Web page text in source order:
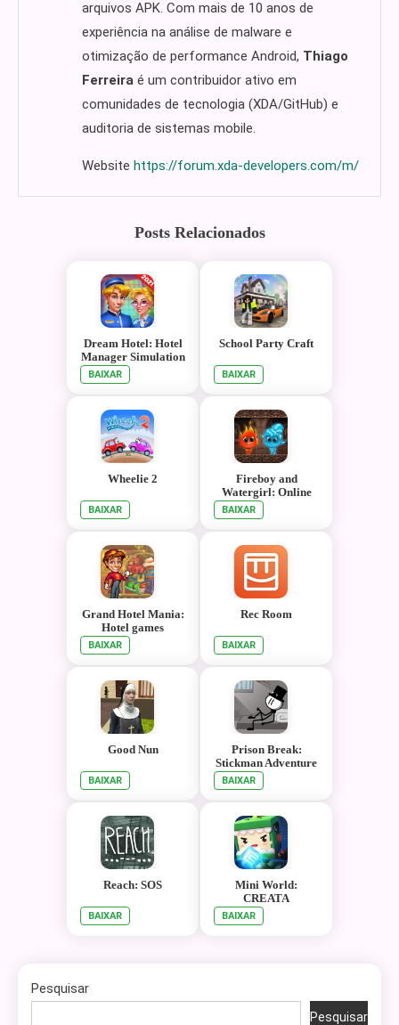
arquivos APK. Com mais de 10 anos de
experiência na análise de malware e
otimização de performance Android, Thiago
Ferreira é um contribuidor ativo em
comunidades de tecnologia (XDA/GitHub) e
auditoria de sistemas mobile.
Website https://forum.xda-developers.com/m/
Posts Relacionados
Dream Hotel: Hotel
Manager Simulation
games
BAIXAR
School Party Craft
BAIXAR
Wheelie 2
BAIXAR
Fireboy and
Watergirl: Online
BAIXAR
Grand Hotel Mania:
Hotel games
BAIXAR
Rec Room
BAIXAR
Good Nun
BAIXAR
Prison Break:
Stickman Adventure
BAIXAR
Reach: SOS
BAIXAR
Mini World:
CREATA
BAIXAR
Pesquisar
Pesquisar